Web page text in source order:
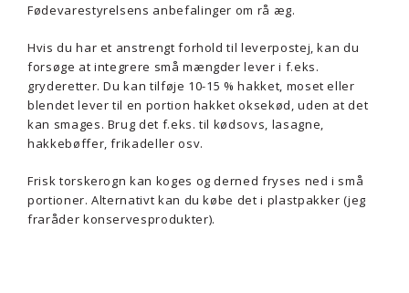
Fødevarestyrelsens anbefalinger om rå æg.
Hvis du har et anstrengt forhold til leverpostej, kan du
forsøge at integrere små mængder lever i f.eks.
gryderetter. Du kan tilføje 10-15 % hakket, moset eller
blendet lever til en portion hakket oksekød, uden at det
kan smages. Brug det f.eks. til kødsovs, lasagne,
hakkebøffer, frikadeller osv.
Frisk torskerogn kan koges og derned fryses ned i små
portioner. Alternativt kan du købe det i plastpakker (jeg
fraråder konservesprodukter).